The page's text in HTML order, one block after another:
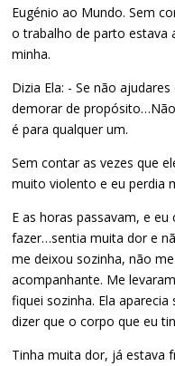
Eugénio ao Mundo. Sem
o trabalho de parto estava
minha.
Dizia Ela: - Se não
demorar de propósito…Não
é para qualquer um.
Sem contar as vezes que
muito violento e eu perdia
E as horas passavam, e
fazer…sentia muita dor e
me deixou sozinha, não
acompanhante. Me
fiquei sozinha. Ela
dizer que o corpo que eu
Tinha muita dor, já estava